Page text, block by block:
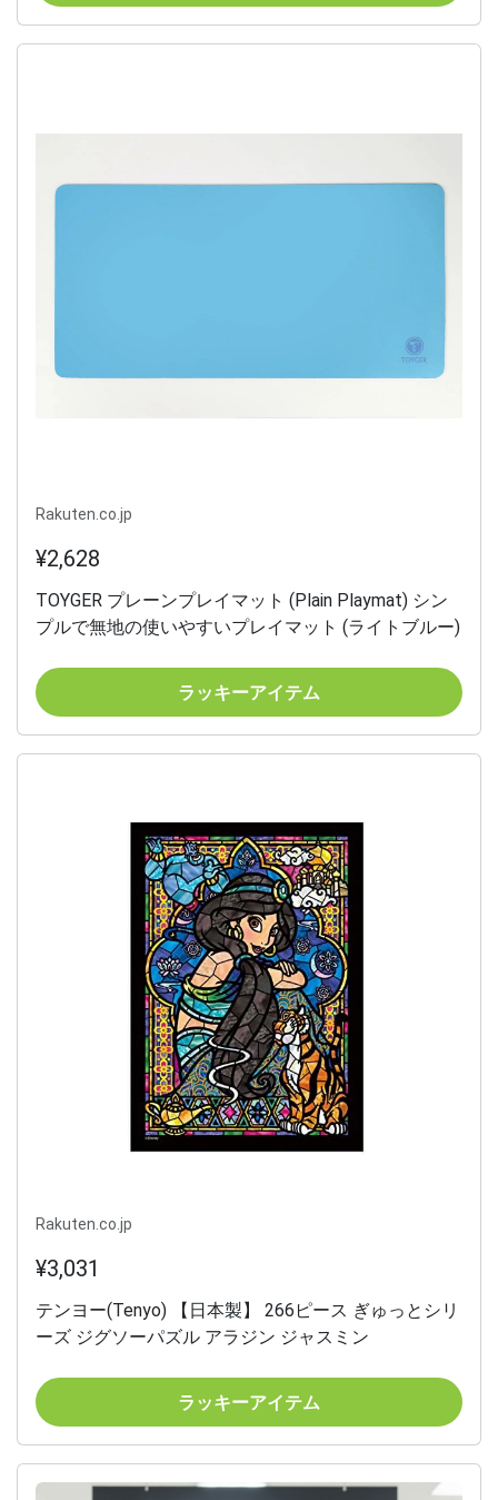
Rakuten.co.jp
¥2,628
TOYGER プレーンプレイマット (Plain Playmat) シン
プルで無地の使いやすいプレイマット (ライトブルー)
ラッキーアイテム
Rakuten.co.jp
¥3,031
テンヨー(Tenyo) 【日本製】 266ピース ぎゅっとシリ
ーズ ジグソーパズル アラジン ジャスミン
ラッキーアイテム